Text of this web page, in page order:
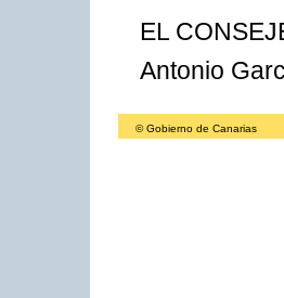
EL
Antonio
© Gobierno de Canarias